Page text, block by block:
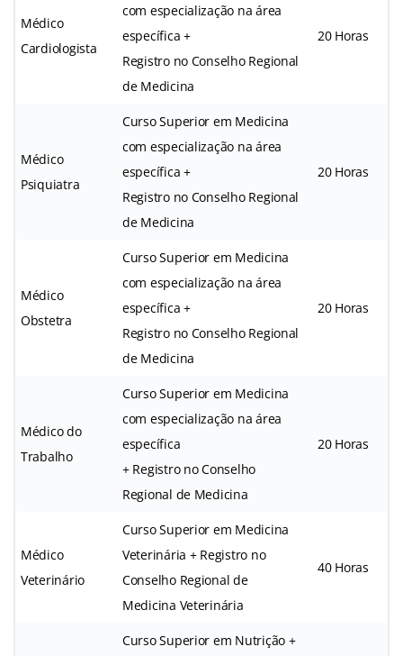
Médico
Cardiologista
com especialização na área
específica +
Registro no Conselho Regional
de Medicina
20 Horas
Médico
Psiquiatra
Curso Superior em Medicina
com especialização na área
específica +
Registro no Conselho Regional
de Medicina
20 Horas
Médico
Obstetra
Curso Superior em Medicina
com especialização na área
específica +
Registro no Conselho Regional
de Medicina
20 Horas
Médico do
Trabalho
Curso Superior em Medicina
com especialização na área
específica
+ Registro no Conselho
Regional de Medicina
20 Horas
Médico
Veterinário
Curso Superior em Medicina
Veterinária + Registro no
Conselho Regional de
Medicina Veterinária
40 Horas
Curso Superior em Nutrição +